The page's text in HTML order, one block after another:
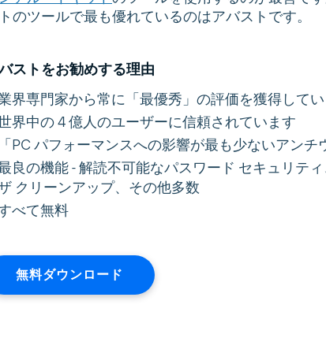
のツールで最も優れているのはアバストです。
ストをお勧めする理由
界専門家から常に「最優秀」の評価を獲得して
界中の 4 億人のユーザーに信頼されています
PC パフォーマンスへの影響が最も少ないアンチ
良の機能 - 解読不可能なパスワード セキュリテ
クリーンアップ、その他多数
べて無料
無料ダウンロード